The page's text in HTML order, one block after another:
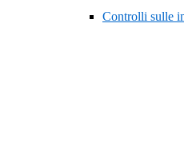
Controlli sulle